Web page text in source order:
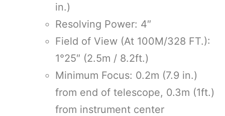
in.)
Resolving Power: 4″
Field of View (At 100M/328 FT.):
1°25″ (2.5m / 8.2ft.)
Minimum Focus: 0.2m (7.9 in.)
from end of telescope, 0.3m (1ft.)
from instrument center